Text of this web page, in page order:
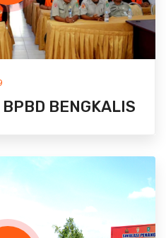
BENGKALIS